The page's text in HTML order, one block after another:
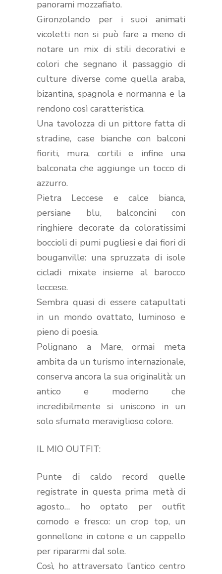
panorami mozzafiato.
Gironzolando per i suoi animati
vicoletti non si può fare a meno di
notare un mix di stili decorativi e
colori che segnano il passaggio di
culture diverse come quella araba,
bizantina, spagnola e normanna e la
rendono così caratteristica.
Una tavolozza di un pittore fatta di
stradine, case bianche con balconi
fioriti, mura, cortili e infine una
balconata che aggiunge un tocco di
azzurro.
Pietra Leccese e calce bianca,
persiane blu, balconcini con
ringhiere decorate da coloratissimi
boccioli di pumi pugliesi e dai fiori di
bouganville: una spruzzata di isole
cicladi mixate insieme al barocco
leccese.
Sembra quasi di essere catapultati
in un mondo ovattato, luminoso e
pieno di poesia.
Polignano a Mare, ormai meta
ambita da un turismo internazionale,
conserva ancora la sua originalità: un
antico e moderno che
incredibilmente si uniscono in un
solo sfumato meraviglioso colore.
IL MIO OUTFIT:
Punte di caldo record quelle
registrate in questa prima metà di
agosto… ho optato per outfit
comodo e fresco: un crop top, un
gonnellone in cotone e un cappello
per ripararmi dal sole.
Così, ho attraversato l’antico centro